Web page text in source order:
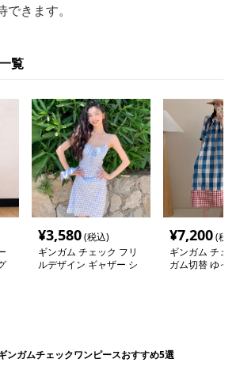
きます。
覧
¥3,580(税込)
ギンガム チェック フリ
ルデザイン ギャザー シ
¥7,200(税
ギンガム チェ
ガム切替 ゆっ
ンガムチェックワンピースおすすめ5選